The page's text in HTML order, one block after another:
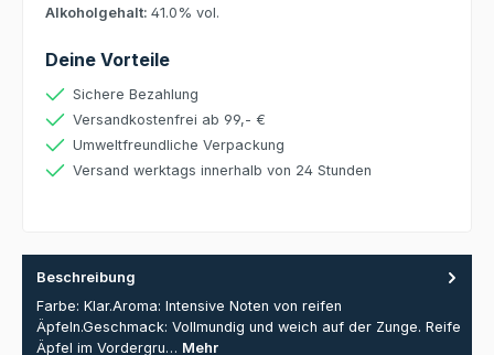
Alkoholgehalt: 41.0% vol.
Deine Vorteile
Sichere Bezahlung
Versandkostenfrei ab 99,- €
Umweltfreundliche Verpackung
Versand werktags innerhalb von 24 Stunden
Beschreibung
Farbe: Klar.Aroma: Intensive Noten von reifen
Äpfeln.Geschmack: Vollmundig und weich auf der Zunge. Reife
Äpfel im Vordergru… Mehr